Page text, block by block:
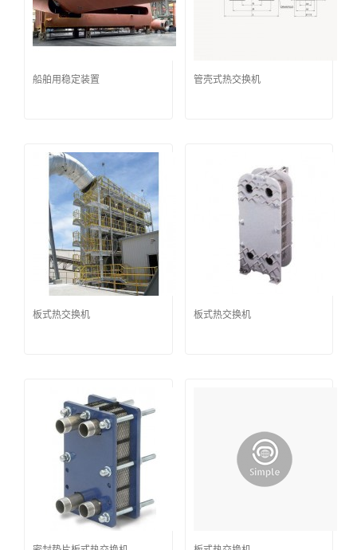
船舶用稳定装置 管壳式热交换机
板式热交换机 板式热交换机